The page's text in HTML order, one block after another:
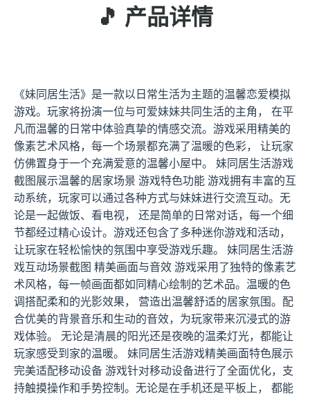
🎵 产品详情
《妹同居生活》是一款以日常生活为主题的温馨恋爱模拟
游戏。玩家将扮演一位与可爱妹妹共同生活的主角， 在平
凡而温馨的日常中体验真挚的情感交流。游戏采用精美的
像素艺术风格，每一个场景都充满了温暖的色彩， 让玩家
仿佛置身于一个充满爱意的温馨小屋中。 妹同居生活游戏
截图展示温馨的居家场景 游戏特色功能 游戏拥有丰富的互
动系统，玩家可以通过各种方式与妹妹进行交流互动。无
论是一起做饭、看电视， 还是简单的日常对话，每一个细
节都经过精心设计。游戏还包含了多种迷你游戏和活动，
让玩家在轻松愉快的氛围中享受游戏乐趣。 妹同居生活游
戏互动场景截图 精美画面与音效 游戏采用了独特的像素艺
术风格，每一帧画面都如同精心绘制的艺术品。温暖的色
调搭配柔和的光影效果， 营造出温馨舒适的居家氛围。配
合优美的背景音乐和生动的音效，为玩家带来沉浸式的游
戏体验。 无论是清晨的阳光还是夜晚的温柔灯光，都能让
玩家感受到家的温暖。 妹同居生活游戏精美画面特色展示
完美适配移动设备 游戏针对移动设备进行了全面优化，支
持触摸操作和手势控制。无论是在手机还是平板上， 都能